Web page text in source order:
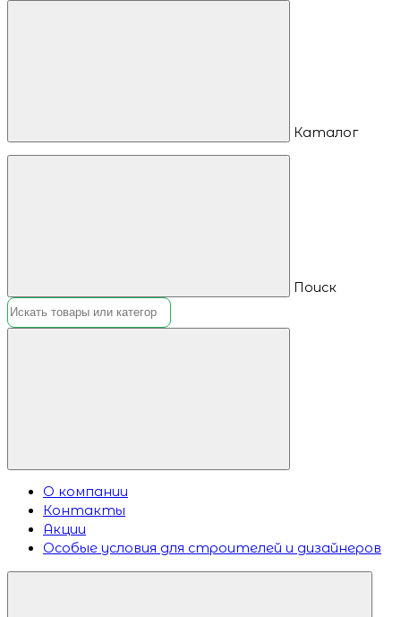
Каталог
Поиск
О компании
Контакты
Акции
Особые условия для строителей и дизайнеров